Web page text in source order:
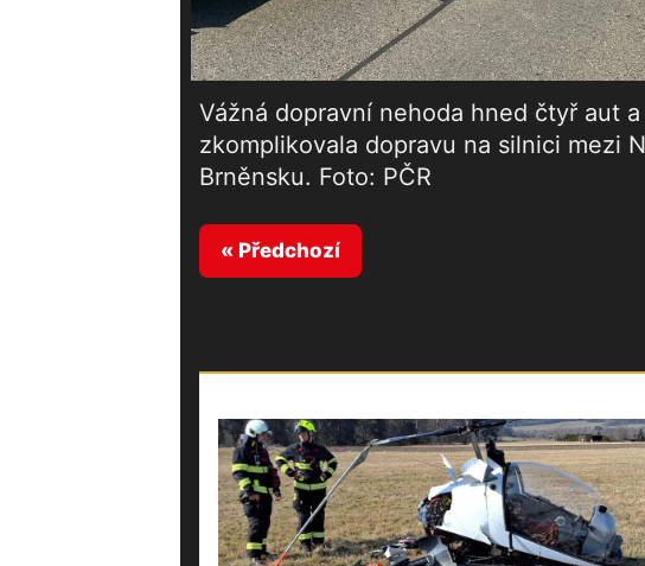
Vážná dopravní nehoda hned čtyř aut
zkomplikovala dopravu na silnici mezi
Brněnsku. Foto: PČR
« Předchozí